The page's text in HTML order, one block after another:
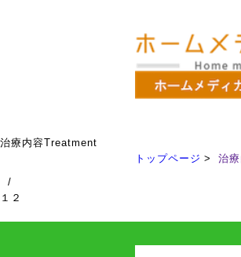
治療内容Treatment
トップページ
治
/
１２